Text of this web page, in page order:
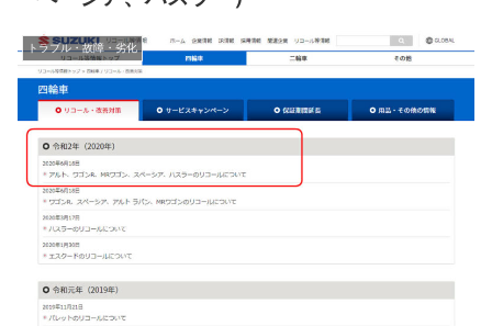
トラブル・故障・劣化